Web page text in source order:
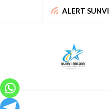
ALERT SUNVI